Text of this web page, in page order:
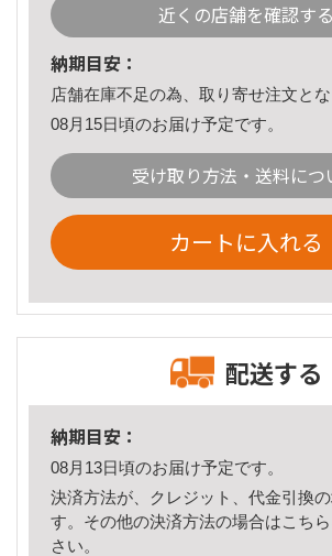
近くの店舗を確認する
納期目安：
店舗在庫不足の為、取り寄せ注文とな
08月15日頃のお届け予定です。
受け取り方法・送料につ
カートに入れる
配送する
納期目安：
08月13日頃のお届け予定です。
決済方法が、クレジット、代金引換
す。その他の決済方法の場合はこちら
さい。